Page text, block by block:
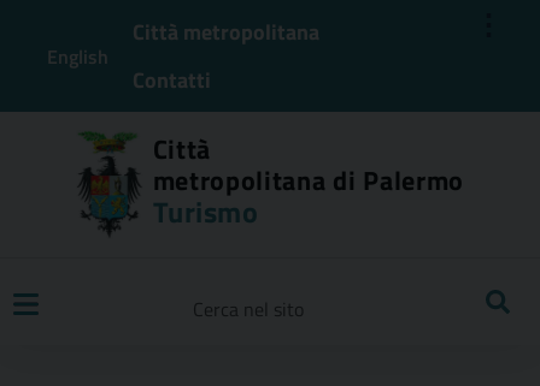
English
Città metropolitana
Contatti
Città
metropolitana di Palermo
Turismo